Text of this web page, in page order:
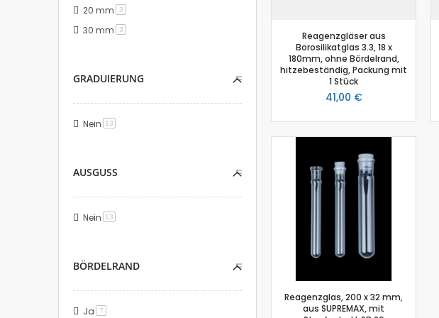
Ladestation Go Direct®
Emmissionsmessung
Gasdrucksensor
Go!Link (GO -LINK)
Trübung
Luftfeuchtigkeit
Chemie
Chemie Box
Drucksensor
Ethanoldampf-Sensor
Leitfähigkeitssensor
Salzgehalt
Reagenzgläser aus
Borosilikatglas 3.3, 18 x
180mm, ohne Bördelrand,
hitzebeständig, Packung mit
1 Stück
41,00 €
Reagenzglas, 200 x 32 mm,
aus SUPREMAX, mit
20 mm 3Artikel
30 mm 3Artikel
GRADUIERUNG
Nein 13
AUSGUSS
Nein 13
BÖRDELRAND
Ja 7Artikel